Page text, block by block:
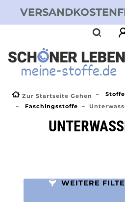
Zur Startseite Gehen
Faschingsstoffe
WEITERE